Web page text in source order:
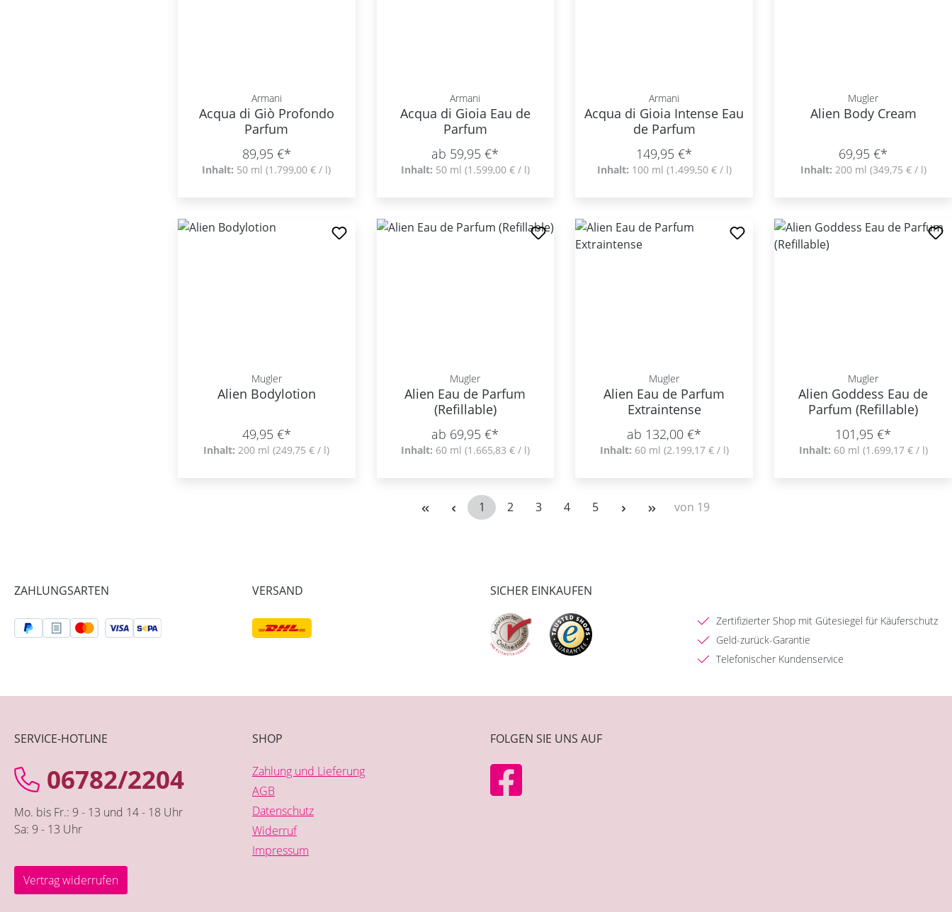
Armani
Acqua di Giò Profondo
Parfum
89,95 €*
Inhalt: 50 ml(1.799,00 € / l)
Armani
Acqua di Gioia Eau de
Parfum
ab 59,95 €*
Inhalt: 50 ml (1.599,00 € / l)
Armani
Acqua di Gioia Intense Eau
de Parfum
149,95 €*
Inhalt: 100 ml (1.499,50 € / l)
Mugler
Alien Body Cream
69,95 €*
Inhalt: 200 ml (349,75 € / l)
Mugler
Alien Bodylotion
49,95 €*
Inhalt: 200 ml(249,75 € / l)
Mugler
Alien Eau de Parfum
(Refillable)
ab 69,95 €*
Inhalt: 60 ml (1.665,83 € / l)
Mugler
Alien Eau de Parfum
Extraintense
ab 132,00 €*
Inhalt: 60 ml (2.199,17 € / l)
Mugler
Alien Goddess Eau de
Parfum (Refillable)
101,95 €*
Inhalt: 60 ml (1.699,17 € / l)
Seite
1 Seite
2 Seite
3 Seite
4 Seite
5 von 19
ZAHLUNGSARTEN VERSAND SICHER EINKAUFEN
Zertifizierter Shop mit Gütesiegel für Käuferschutz
Geld-zurück-Garantie
Telefonischer Kundenservice
SERVICE-HOTLINE
06782/2204
Mo. bis Fr.: 9 - 13 und 14 - 18 Uhr
Sa: 9 - 13 Uhr
Vertrag widerrufen
SHOP
Zahlung und Lieferung
AGB
Datenschutz
Widerruf
Impressum
FOLGEN SIE UNS AUF